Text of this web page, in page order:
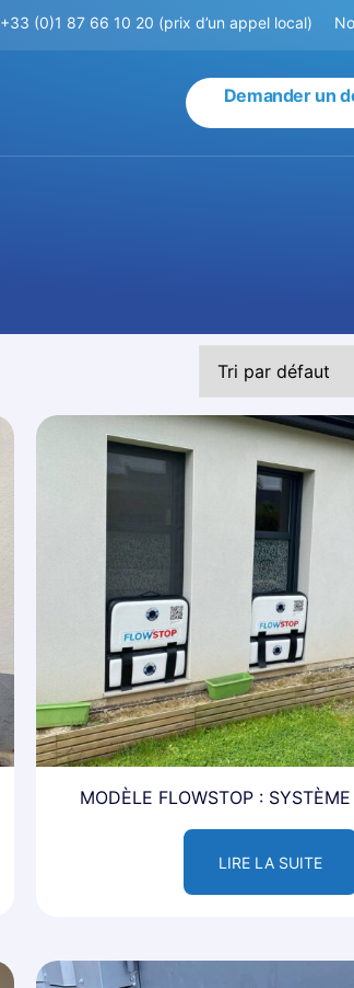
+33 (0)1 87 66 10 20 (prix d’un appel local)
Demander un
MODÈLE FLOWSTOP :
LIRE LA SUITE